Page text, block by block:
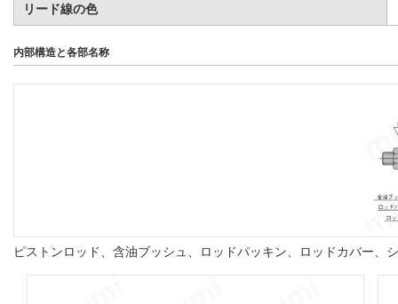
リード線の色
内部構造と各部名称
ピストンロッド、含油ブッシュ、ロッドパッキン、ロッドカバー